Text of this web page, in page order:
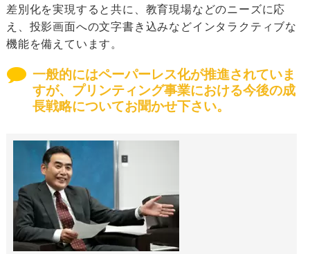
差別化を実現すると共に、教育現場などのニーズに応
え、投影画面への文字書き込みなどインタラクティブな
機能を備えています。
一般的にはペーパーレス化が推進されていま
すが、プリンティング事業における今後の成
長戦略についてお聞かせ下さい。